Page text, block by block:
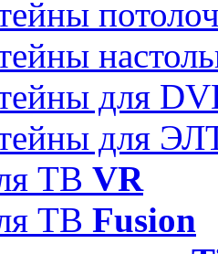
для
для
ТВ VR
ТВ Fusion